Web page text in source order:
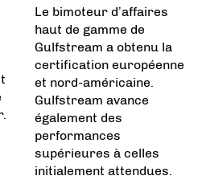
Le bimoteur d’affaires
haut de gamme de
Gulfstream a obtenu la
certification européenne
et nord-américaine.
Gulfstream avance
également des
performances
supérieures à celles
initialement attendues.